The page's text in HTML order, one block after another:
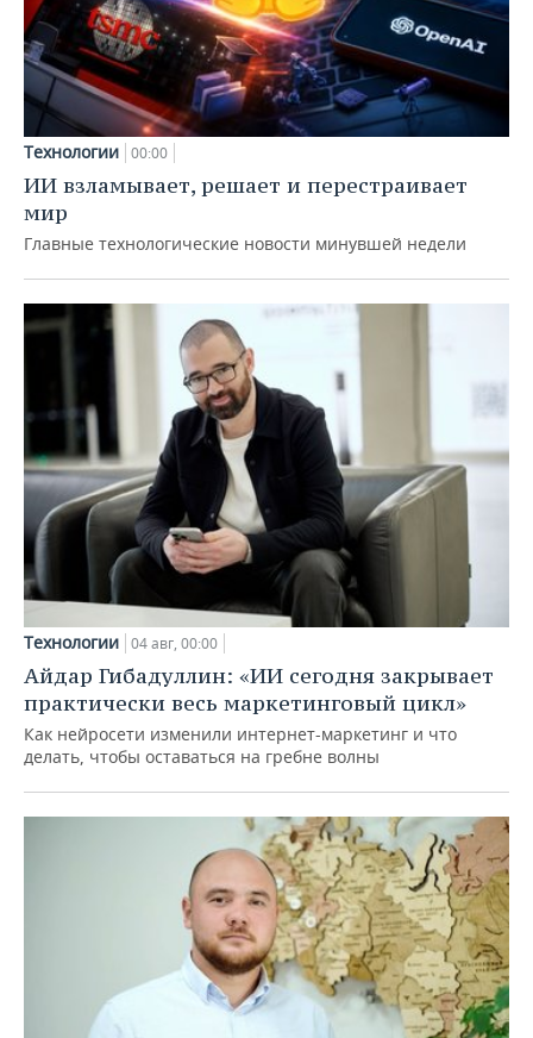
Технологии 00:00
ИИ взламывает, решает и перестраивает
мир
Главные технологические новости минувшей недели
Технологии 04 авг, 00:00
Айдар Гибадуллин: «ИИ сегодня закрывает
практически весь маркетинговый цикл»
Как нейросети изменили интернет-маркетинг и что
делать, чтобы оставаться на гребне волны